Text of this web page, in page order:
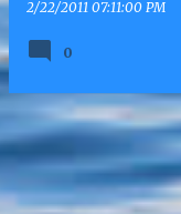
2/22/2011 07:11:00 PM
0